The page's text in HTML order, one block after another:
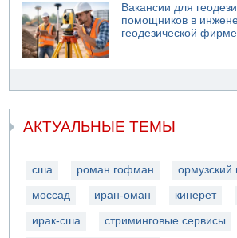
Вакансии для
помощников в
геодезической фирме
АКТУАЛЬНЫЕ ТЕМЫ
сша роман гофман ормузский
моссад иран-оман кинерет
ирак-сша стриминговые сервисы